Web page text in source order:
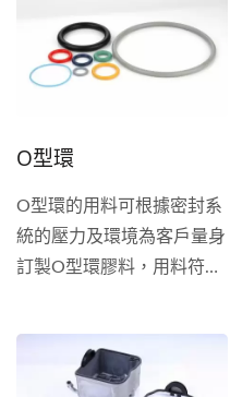
O型環
O型環的用料可根據密封系
統的壓力及環境為客戶量身
訂製O型環膠料，用料符合